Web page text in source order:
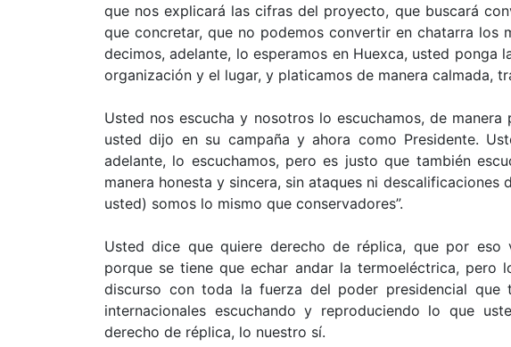
que nos explicará las cifras del proyecto, que buscará
que concretar, que no podemos convertir en chatarra los
decimos, adelante, lo esperamos en Huexca, usted ponga
organización y el lugar, y platicamos de manera calmada,
Usted nos escucha y nosotros lo escuchamos, de manera
usted dijo en su campaña y ahora como Presidente.
adelante, lo escuchamos, pero es justo que también
manera honesta y sincera, sin ataques ni descalificaciones
usted) somos lo mismo que conservadores”.
Usted dice que quiere derecho de réplica, que por
porque se tiene que echar andar la termoeléctrica, pero
discurso con toda la fuerza del poder presidencial que
internacionales escuchando y reproduciendo lo que
derecho de réplica, lo nuestro sí.